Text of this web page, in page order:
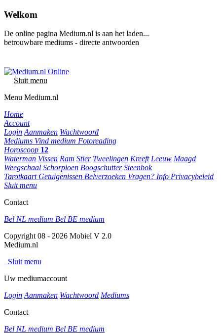
Welkom
De online pagina Medium.nl is aan het laden...
betrouwbare mediums - directe antwoorden
Sluit menu
Menu Medium.nl
Home
Account
Login Aanmaken Wachtwoord
Mediums Vind medium Fotoreading
Horoscoop 12
Waterman Vissen Ram Stier Tweelingen Kreeft Leeuw Maagd
Weegschaal Schorpioen Boogschutter Steenbok
Tarotkaart Getuigenissen Belverzoeken Vragen? Info Privacybeleid
Sluit menu
Contact
Bel NL medium Bel BE medium
Copyright 08 - 2026 Mobiel V 2.0
Medium.nl
Sluit menu
Uw mediumaccount
Login Aanmaken Wachtwoord Mediums
Contact
Bel NL medium Bel BE medium